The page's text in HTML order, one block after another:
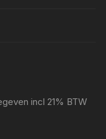
incl 21% BTW